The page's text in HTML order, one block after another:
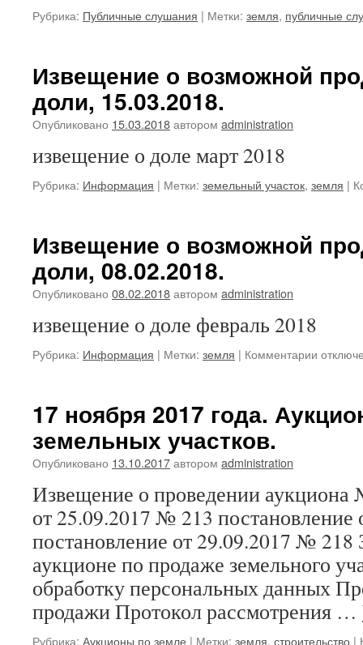
Рубрика: Публичные слушания | Метки: земля, публичные
Извещение о возможной
доли, 15.03.2018.
Опубликовано 15.03.2018автором administration
извещение о доле март 2018
Рубрика: Информация | Метки: земельный участок, земля |
Извещение о возможной
доли, 08.02.2018.
Опубликовано 08.02.2018автором administration
извещение о доле февраль 2018
Рубрика: Информация | Метки: земля | Комментарии к
17 ноября 2017 года.
земельных участков.
Опубликовано 13.10.2017автором administration
Извещение о проведении аукциона
от 25.09.2017 № 213
постановление от 29.09.2017 № 218
аукционе по продаже земельного
обработку персональных данных
продажи Протокол рассмотрения …
Рубрика: Аукционы по земле | Метки: земля, строительство |